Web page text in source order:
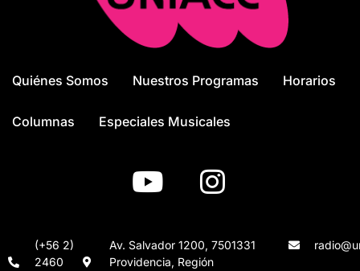
Quiénes Somos Nuestros Programas Horarios
Columnas Especiales Musicales
(+56 2)
2460
Av. Salvador 1200, 7501331
Providencia, Región